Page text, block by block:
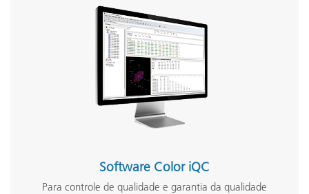
Software Color iQC
Para controle de qualidade e garantia da qualidade